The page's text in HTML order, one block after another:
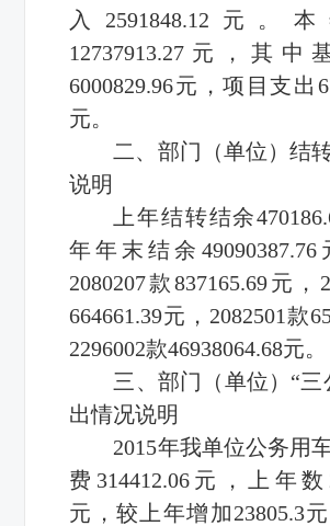
入2591848.12元。
12737913.27元，其中
6000829.96元，项目支出
元。
二、部门（单位）结
说明
上年结转结余
年年末结余
2080207款837165.69元，
664661.39元，2082501款
2296002款46938064.68元。
三、部门（单位）“三
出情况说明
2015年我单位公务用
费314412.06元，上年数
元，较上年增加23805.3